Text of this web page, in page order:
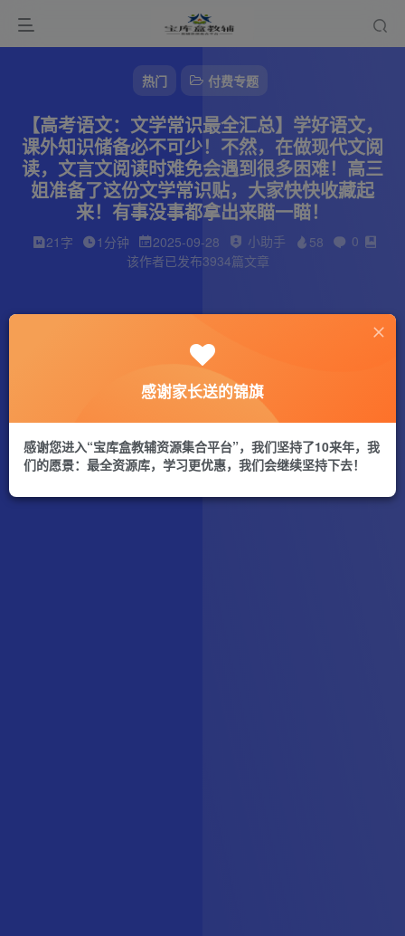
热门 付费专题
【高考语文：文学常识最全汇总】学好语文，
课外知识储备必不可少！不然，在做现代文阅
读，文言文阅读时难免会遇到很多困难！高三
姐准备了这份文学常识贴，大家快快收藏起
来！有事没事都拿出来瞄一瞄！
21字 1分钟 2025-09-28 小助手 58
0
该作者已发布3934篇文章
感谢家长送的锦旗
感谢您进入“宝库盒教辅资源集合平台”，我们坚持了10来年，我
们的愿景：最全资源库，学习更优惠，我们会继续坚持下去！